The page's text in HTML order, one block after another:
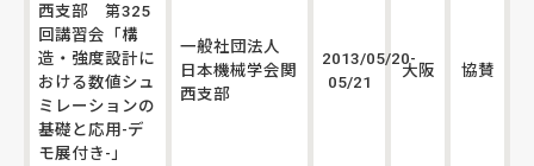
西支部 第325
回講習会「構
造・強度設計に
おける数値シュ
ミレーションの
基礎と応用-デ
モ展付き-」
一般社団法人
日本機械学会関
西支部
2013/05/20-
05/21
大阪 協賛